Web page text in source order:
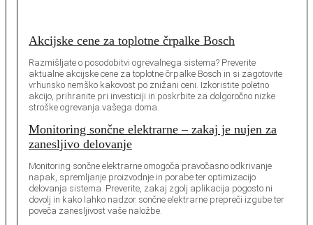
Akcijske cene za toplotne črpalke Bosch
Razmišljate o posodobitvi ogrevalnega sistema? Preverite
aktualne akcijske cene za toplotne črpalke Bosch in si zagotovite
vrhunsko nemško kakovost po znižani ceni. Izkoristite poletno
akcijo, prihranite pri investiciji in poskrbite za dolgoročno nizke
stroške ogrevanja vašega doma.
Monitoring sončne elektrarne – zakaj je nujen za
zanesljivo delovanje
Monitoring sončne elektrarne omogoča pravočasno odkrivanje
napak, spremljanje proizvodnje in porabe ter optimizacijo
delovanja sistema. Preverite, zakaj zgolj aplikacija pogosto ni
dovolj in kako lahko nadzor sončne elektrarne prepreči izgube ter
poveča zanesljivost vaše naložbe.